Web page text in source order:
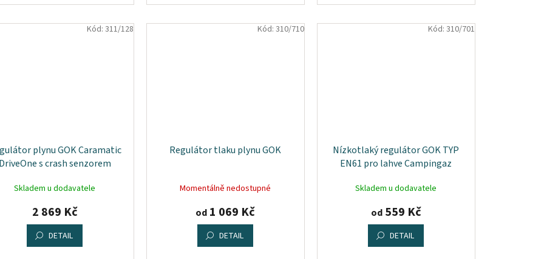
plynu GOK Caramatic
DriveOne s crash senzorem
Skladem u dodavatele
2 869 Kč
DETAIL
Kód: 311/128
Regulátor tlaku plynu GOK
Momentálně nedostupné
od 1 069 Kč
DETAIL
Kód: 310/710
Nízkotlaký regulátor GOK TYP
EN61 pro lahve Campingaz
Skladem u dodavatele
od559 Kč
DETAIL
Kód: 310/701